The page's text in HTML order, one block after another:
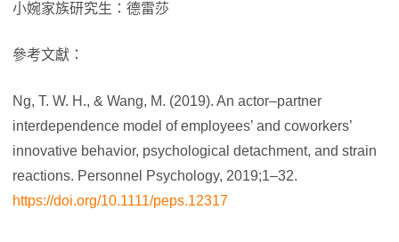
小婉家族研究生：德雷莎
參考文獻：
Ng, T. W. H., & Wang, M. (2019). An actor–partner
interdependence model of employees’ and coworkers’
innovative behavior, psychological detachment, and strain
reactions. Personnel Psychology, 2019;1–32.
https://doi.org/10.1111/peps.12317